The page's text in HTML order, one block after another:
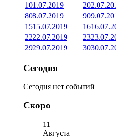
101.07.2019 2
808.07.2019 9
1515.07.2019 16
2222.07.2019 23
2929.07.2019 30
Сегодня
Сегодня нет событий
Скоро
11
Августа